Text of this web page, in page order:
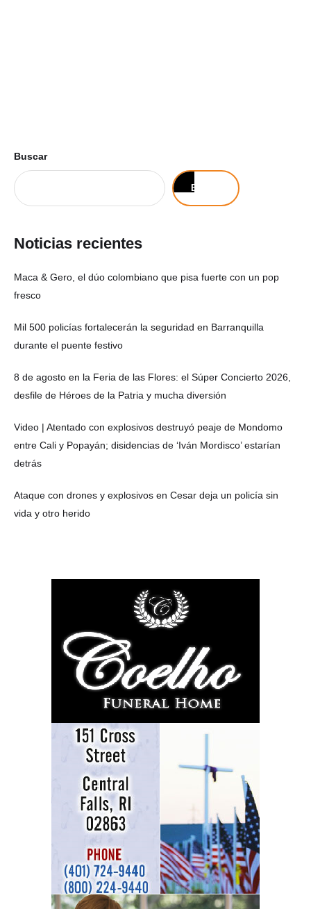
Buscar
Buscar
Noticias recientes
Maca & Gero, el dúo colombiano que pisa fuerte con un pop
fresco
Mil 500 policías fortalecerán la seguridad en Barranquilla
durante el puente festivo
8 de agosto en la Feria de las Flores: el Súper Concierto 2026,
desfile de Héroes de la Patria y mucha diversión
Video | Atentado con explosivos destruyó peaje de Mondomo
entre Cali y Popayán; disidencias de ‘Iván Mordisco’ estarían
detrás
Ataque con drones y explosivos en Cesar deja un policía sin
vida y otro herido